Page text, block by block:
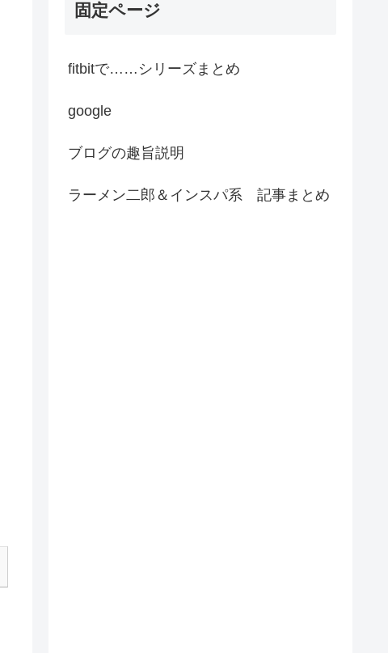
固定ページ
fitbitで……シリーズまとめ
google
ブログの趣旨説明
ラーメン二郎＆インスパ系 記事まとめ